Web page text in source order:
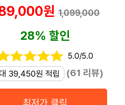
원 1,099,000
28% 할인
5.0/5.0
39,450원 적립 (61 리뷰)